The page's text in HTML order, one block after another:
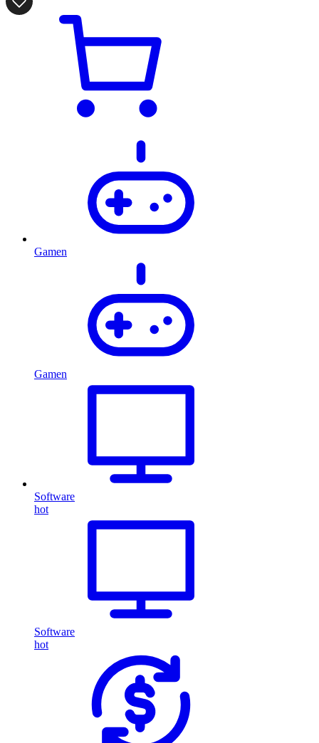
Gamen
Gamen
Software
hot
Software
hot